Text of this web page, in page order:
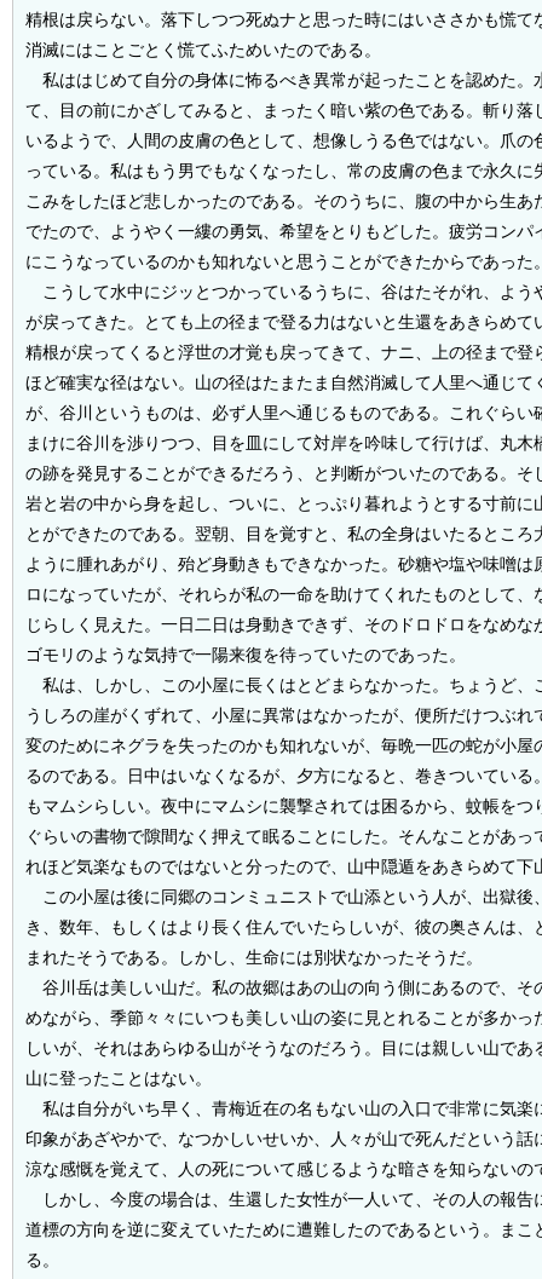
精根は戻らない。落下しつつ死ぬナと思った時にはいささかも慌て
消滅にはことごとく慌てふためいたのである。
私ははじめて自分の身体に怖るべき異常が起ったことを認めた。
て、目の前にかざしてみると、まったく暗い紫の色である。斬り落
いるようで、人間の皮膚の色として、想像しうる色ではない。爪の
っている。私はもう男でもなくなったし、常の皮膚の色まで永久に
こみをしたほど悲しかったのである。そのうちに、腹の中から生あ
でたので、ようやく一縷の勇気、希望をとりもどした。疲労コンパ
にこうなっているのかも知れないと思うことができたからであった
こうして水中にジッとつかっているうちに、谷はたそがれ、よう
が戻ってきた。とても上の径まで登る力はないと生還をあきらめて
精根が戻ってくると浮世の才覚も戻ってきて、ナニ、上の径まで登
ほど確実な径はない。山の径はたまたま自然消滅して人里へ通じて
が、谷川というものは、必ず人里へ通じるものである。これぐらい
まけに谷川を渉りつつ、目を皿にして対岸を吟味して行けば、丸木
の跡を発見することができるだろう、と判断がついたのである。そ
岩と岩の中から身を起し、ついに、とっぷり暮れようとする寸前に
とができたのである。翌朝、目を覚すと、私の全身はいたるところ
ように腫れあがり、殆ど身動きもできなかった。砂糖や塩や味噌は
ロになっていたが、それらが私の一命を助けてくれたものとして、
じらしく見えた。一日二日は身動きできず、そのドロドロをなめな
ゴモリのような気持で一陽来復を待っていたのであった。
私は、しかし、この小屋に長くはとどまらなかった。ちょうど、
うしろの崖がくずれて、小屋に異常はなかったが、便所だけつぶれ
変のためにネグラを失ったのかも知れないが、毎晩一匹の蛇が小屋
るのである。日中はいなくなるが、夕方になると、巻きついている
もマムシらしい。夜中にマムシに襲撃されては困るから、蚊帳をつ
ぐらいの書物で隙間なく押えて眠ることにした。そんなことがあっ
れほど気楽なものではないと分ったので、山中隠遁をあきらめて下
この小屋は後に同郷のコンミュニストで山添という人が、出獄後
き、数年、もしくはより長く住んでいたらしいが、彼の奥さんは、
まれたそうである。しかし、生命には別状なかったそうだ。
谷川岳は美しい山だ。私の故郷はあの山の向う側にあるので、そ
めながら、季節々々にいつも美しい山の姿に見とれることが多かっ
しいが、それはあらゆる山がそうなのだろう。目には親しい山であ
山に登ったことはない。
私は自分がいち早く、青梅近在の名もない山の入口で非常に気楽
印象があざやかで、なつかしいせいか、人々が山で死んだという話
涼な感慨を覚えて、人の死について感じるような暗さを知らないの
しかし、今度の場合は、生還した女性が一人いて、その人の報告
道標の方向を逆に変えていたために遭難したのであるという。まこ
る。